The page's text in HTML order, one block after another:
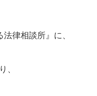
律相談所』に、